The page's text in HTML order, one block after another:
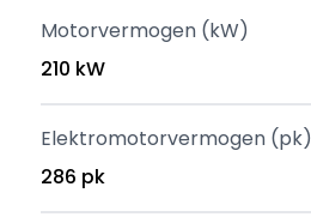
Motorvermogen (kW)
210 kW
Elektromotorvermogen (pk)
286 pk